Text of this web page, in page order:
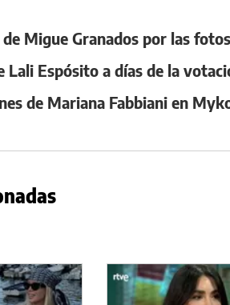
Migue Granados por las
Lali Espósito a días de la
de Mariana Fabbiani en